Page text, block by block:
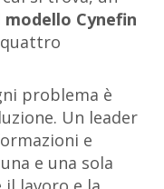
modello Cynefin
problema è
Un leader
e
e una sola